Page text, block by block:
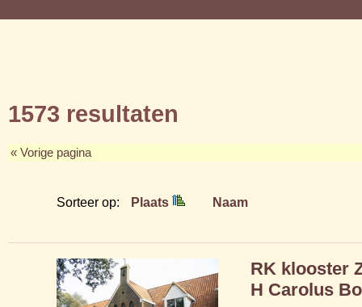
1573 resultaten
« Vorige pagina
Sorteer op: Plaats Naam
RK klooster
H Carolus